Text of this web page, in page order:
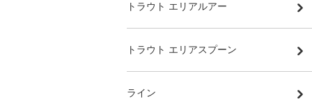
トラウト エリアルアー
トラウト エリアスプーン
ライン